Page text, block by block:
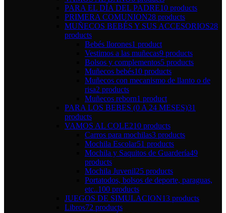
PARA EL DÍA DEL PADRE10 products
PRIMERA COMUNION28 products
MUÑECOS BEBÉS Y SUS ACCESORIOS28
products
Bebés llorones1 product
Vestimos a las muñecas9 products
Bolsos y complementos5 products
Muñecos bebés10 products
Muñecos con mecanismo de llanto o de
risa2 products
Muñecos reborn1 product
PARA LOS BEBES (0 A 24 MESES)31
products
VAMOS AL COLE210 products
Carros para mochilas3 products
Mochila Escolar51 products
Mochila y Saquitos de Guardería49
products
Mochila Juvenil25 products
Portatodos, bolsos de deporte, paraguas,
etc..100 products
JUEGOS DE SIMULACION13 products
Libros72 products